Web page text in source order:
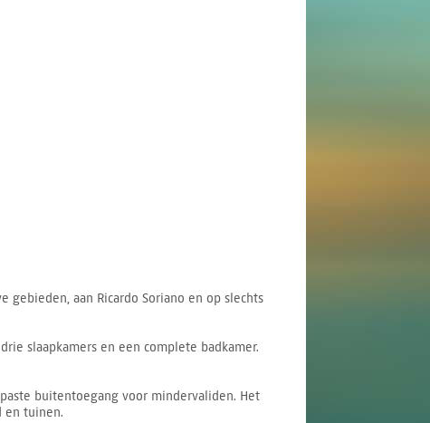
aan Ricardo Soriano en op slechts
slaapkamers en een complete badkamer.
buitentoegang voor mindervaliden. Het
en tuinen.